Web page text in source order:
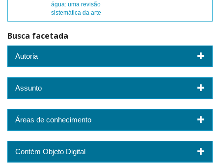
água: uma revisão
sistemática da arte
Busca facetada
Autoria
Assunto
Áreas de conhecimento
Contém Objeto Digital